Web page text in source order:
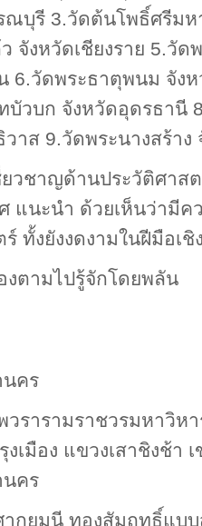
ณบุรี 3.วัดต้นโพธิ์ศรีมห
จังหวัดเชียงราย 5.วั
6.วัดพระธาตุพนม จัง
บัวบก จังหวัดอุดรธานี
าส 9.วัดพระนางสร้าง
ยวชาญด้านประวัติศาส
แนะนำ ด้วยเห็นว่ามี
ทั้งยังงดงามในฝีมือเ
งตามไปรู้จักโดยพลัน
นคร
วรารามราชวรมหาวิห
เมือง แขวงเสาชิงช้า
นคร
ากยมุนี ทองสัมฤทธิ์แบ